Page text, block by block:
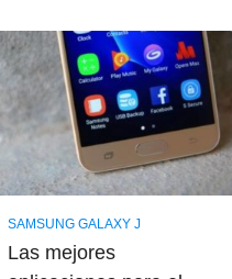
SAMSUNG GALAXY J
Las mejores